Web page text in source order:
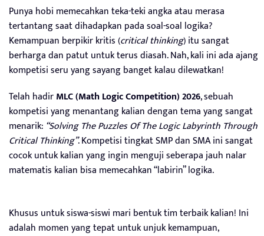
Punya hobi memecahkan teka-teki angka atau merasa
tertantang saat dihadapkan pada soal-soal logika?
Kemampuan berpikir kritis (critical thinking) itu sangat
berharga dan patut untuk terus diasah. Nah, kali ini ada ajang
kompetisi seru yang sayang banget kalau dilewatkan!
Telah hadirMLC (Math Logic Competition) 2026, sebuah
kompetisi yang menantang kalian dengan tema yang sangat
menarik: “Solving The Puzzles Of The Logic Labyrinth Through
Critical Thinking”. Kompetisi tingkat SMP dan SMA ini sangat
cocok untuk kalian yang ingin menguji seberapa jauh nalar
matematis kalian bisa memecahkan “labirin” logika.
Khusus untuk siswa-siswi mari bentuk tim terbaik kalian! Ini
adalah momen yang tepat untuk unjuk kemampuan,